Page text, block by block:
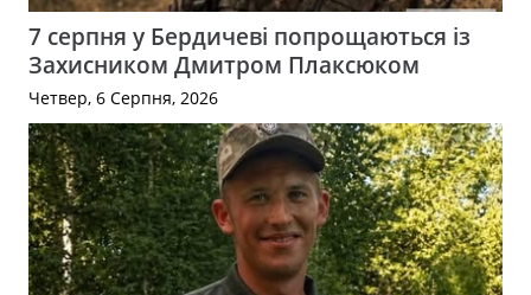
7 серпня у Бердичеві попрощаються із
Захисником Дмитром Плаксюком
Четвер, 6 Серпня, 2026